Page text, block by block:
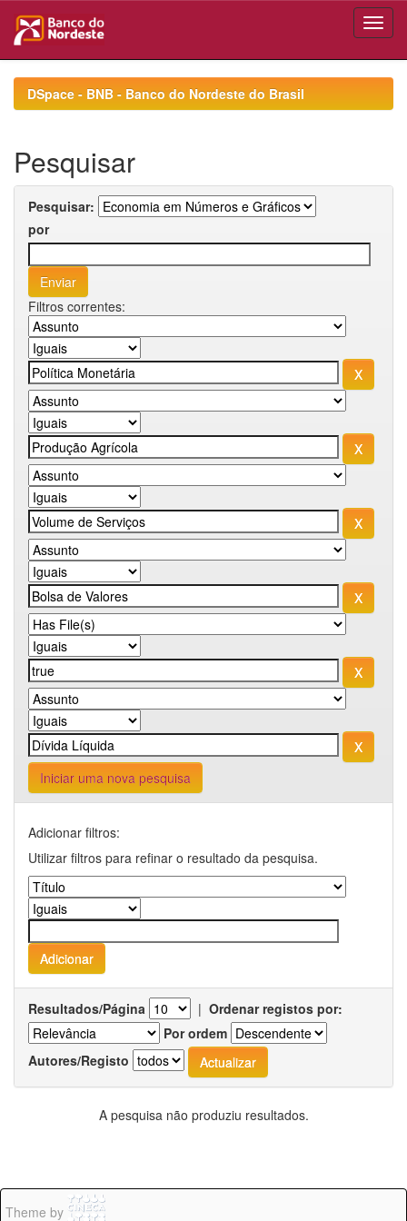
navigationDSpace - BNB - Banco do Nordeste do Brasil
Pesquisar
Pesquisar:
por
Filtros correntes:
Iniciar uma nova pesquisa
Adicionar filtros:
Utilizar filtros para refinar o resultado da pesquisa.
Resultados/Página | Ordenar registos por:
Por ordem
Autores/Registo
A pesquisa não produziu resultados.
Theme by